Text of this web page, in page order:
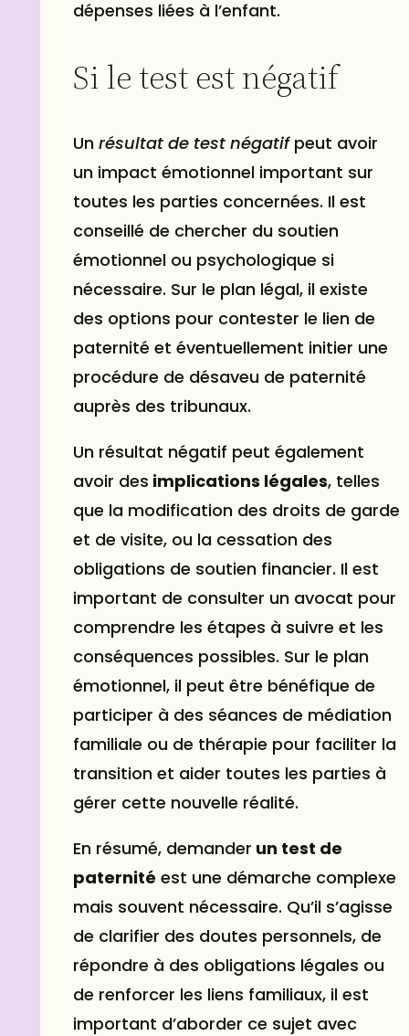
dépenses liées à l’enfant.
Si le test est négatif
Un résultat de test négatifpeut avoir
un impact émotionnel important sur
toutes les parties concernées. Il est
conseillé de chercher du soutien
émotionnel ou psychologique si
nécessaire. Sur le plan légal, il existe
des options pour contester le lien de
paternité et éventuellement initier une
procédure de désaveu de paternité
auprès des tribunaux.
Un résultat négatif peut également
avoir des implications légales, telles
que la modification des droits de garde
et de visite, ou la cessation des
obligations de soutien financier. Il est
important de consulter un avocat pour
comprendre les étapes à suivre et les
conséquences possibles. Sur le plan
émotionnel, il peut être bénéfique de
participer à des séances de médiation
familiale ou de thérapie pour faciliter la
transition et aider toutes les parties à
gérer cette nouvelle réalité.
En résumé, demander un test de
paternité est une démarche complexe
mais souvent nécessaire. Qu’il s’agisse
de clarifier des doutes personnels, de
répondre à des obligations légales ou
de renforcer les liens familiaux, il est
important d’aborder ce sujet avec